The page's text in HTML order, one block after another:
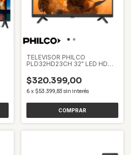
TELEVISOR PHILCO
PLD32HD23CH 32" LED HD
$320.399,00
6 x $53.399,83 sin interés